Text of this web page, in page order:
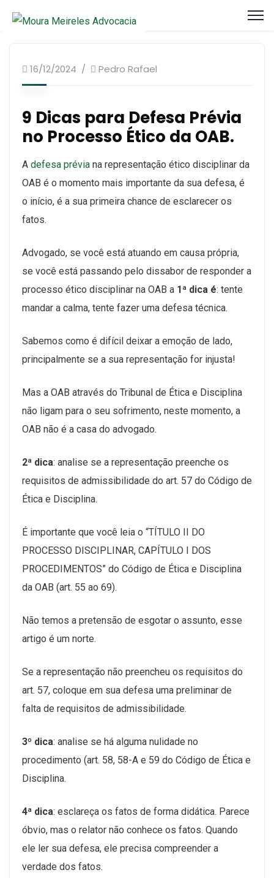
16/12/2024 Pedro Rafael
9 Dicas para Defesa Prévia
no Processo Ético da OAB.
A defesa prévia na representação ético disciplinar da
OAB é o momento mais importante da sua defesa, é
o início, é a sua primeira chance de esclarecer os
fatos.
Advogado, se você está atuando em causa própria,
se você está passando pelo dissabor de responder a
processo ético disciplinar na OAB a 1ª dica é: tente
mandar a calma, tente fazer uma defesa técnica.
Sabemos como é difícil deixar a emoção de lado,
principalmente se a sua representação for injusta!
Mas a OAB através do Tribunal de Ética e Disciplina
não ligam para o seu sofrimento, neste momento, a
OAB não é a casa do advogado.
2ª dica: analise se a representação preenche os
requisitos de admissibilidade do art. 57 do Código de
Ética e Disciplina.
É importante que você leia o “TÍTULO II DO
PROCESSO DISCIPLINAR, CAPÍTULO I DOS
PROCEDIMENTOS” do Código de Ética e Disciplina
da OAB (art. 55 ao 69).
Não temos a pretensão de esgotar o assunto, esse
artigo é um norte.
Se a representação não preencheu os requisitos do
art. 57, coloque em sua defesa uma preliminar de
falta de requisitos de admissibilidade.
3º dica: analise se há alguma nulidade no
procedimento (art. 58, 58-A e 59 do Código de Ética e
Disciplina.
4ª dica: esclareça os fatos de forma didática. Parece
óbvio, mas o relator não conhece os fatos. Quando
ele ler sua defesa, ele precisa compreender a
verdade dos fatos.